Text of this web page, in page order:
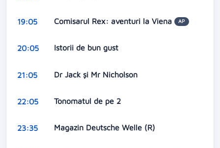
19:05 Comisarul Rex: aventuri la Viena AP
20:05 Istorii de bun gust
21:05 Dr Jack şi Mr Nicholson
22:05 Tonomatul de pe 2
23:35 Magazin Deutsche Welle (R)